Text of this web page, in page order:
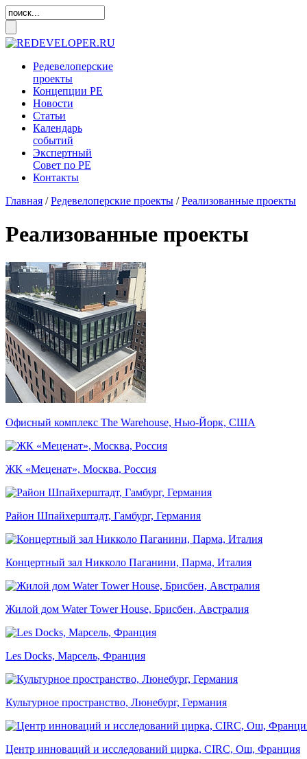
Редевелоперские
проекты
Концепции РЕ
Новости
Статьи
Календарь
событий
Экспертный
Совет по РЕ
Контакты
Главная /Редевелоперские проекты /Реализованные проекты
Реализованные проекты
Офисный комплекс The Warehouse, Нью-Йорк, США
ЖК «Меценат», Москва, Россия
Район Шпайхерштадт, Гамбург, Германия
Концертный зал Никколо Паганини, Парма, Италия
Жилой дом Water Tower House, Брисбен, Австралия
Les Docks, Марсель, Франция
Культурное пространство, Люнебург, Германия
Центр инноваций и исследований цирка, CIRC, Ош, Франция